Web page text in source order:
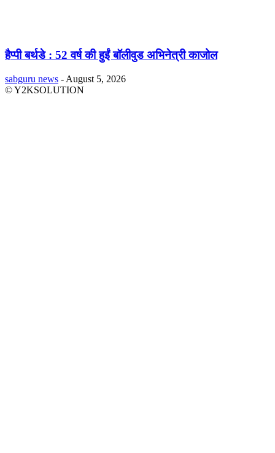
हैप्पी बर्थडे : 52 वर्ष की हुईं बॉलीवुड अभिनेत्री काजोल
sabguru news - August 5, 2026
© Y2KSOLUTION